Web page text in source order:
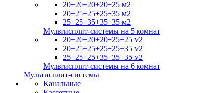
20+20+20+20+25 м2
20+25+25+25+35 м2
25+25+35+35+35 м2
Мультисплит-системы на 5 комнат
20+20+20+20+25+25 м2
20+25+25+25+25+35 м2
25+25+25+35+35+35 м2
Мультисплит-системы на 6 комнат
Мультисплит-системы
Канальные